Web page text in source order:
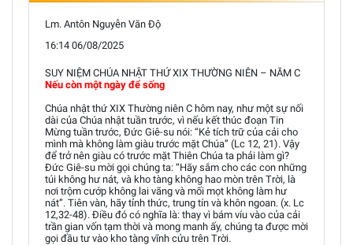
Lm. Antôn Nguyễn Văn Độ
16:14 06/08/2025
SUY NIỆM CHÚA NHẬT THỨ XIX THƯỜNG NIÊN – NĂM C
Nếu còn một ngày để sống
Chúa nhật thứ XIX Thường niên C hôm nay, như một sự nối
dài của Chúa nhật tuần trước, vì nếu kết thúc đoạn Tin
Mừng tuần trước, Đức Giê-su nói: “Kẻ tích trữ của cải cho
mình mà không làm giàu trước mặt Chúa” (Lc 12, 21). Vậy
để trở nên giàu có trước mặt Thiên Chúa ta phải làm gì?
Đức Giê-su mời gọi chúng ta: “Hãy sắm cho các con những
túi không hư nát, và kho tàng không hao mòn trên Trời, là
nơi trộm cướp không lai vãng và mối mọt không làm hư
nát”. Tiên vàn, hãy tỉnh thức, trung tín và khôn ngoan. (x. Lc
12,32-48). Điều đó có nghĩa là: thay vì bám víu vào của cải
trần gian vốn tạm thời và mong manh ấy, chúng ta được mời
gọi đầu tư vào kho tàng vĩnh cửu trên Trời.